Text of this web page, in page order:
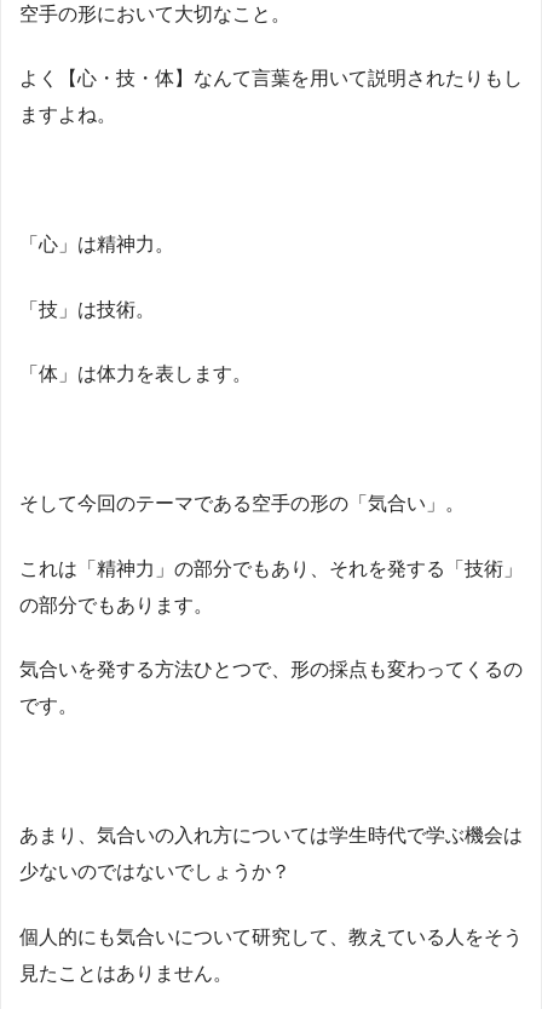
空手の形において大切なこと。
よく【心・技・体】なんて言葉を用いて説明されたりもし
ますよね。
「心」は精神力。
「技」は技術。
「体」は体力を表します。
そして今回のテーマである空手の形の「気合い」。
これは「精神力」の部分でもあり、それを発する「技術」
の部分でもあります。
気合いを発する方法ひとつで、形の採点も変わってくるの
です。
あまり、気合いの入れ方については学生時代で学ぶ機会は
少ないのではないでしょうか？
個人的にも気合いについて研究して、教えている人をそう
見たことはありません。